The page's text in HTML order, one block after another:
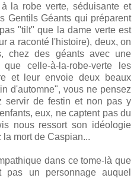
la robe verte, séduisante et
Gentils Géants qui préparent
"tilt" que la dame verte est
a raconté l'histoire), deux, on
chez des géants avec une
celle-à-la-robe-verte les
et leur envoie deux beaux
d'automne", vous ne pensez
servir de festin et non pas y
eux, ne captent pas du
nous ressort son idéologie
mort de Caspian...
dans ce tome-là que
un personnage auquel